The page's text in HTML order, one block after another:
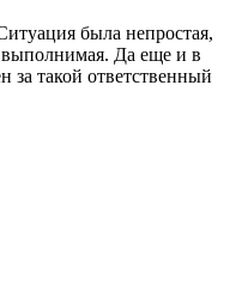
была непростая,
Да еще и в
за такой ответственный